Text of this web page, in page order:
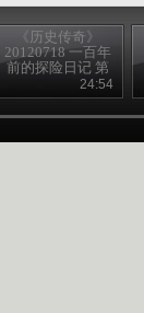
《历史传奇》
20120718 一百年
前的探险日记 第
六集 生死大漠
（下）
24:54